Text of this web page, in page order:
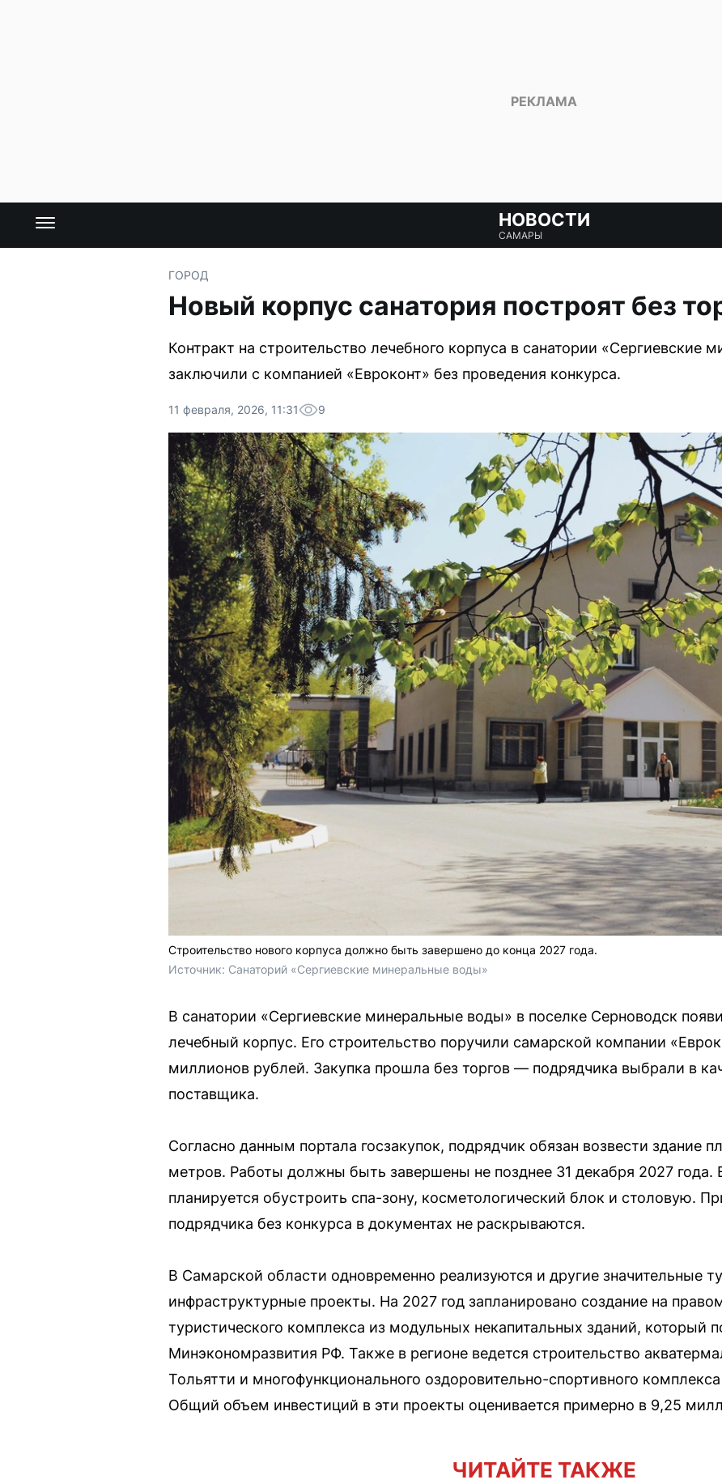
НОВОСТИ
САМАРЫ
ГОРОД
Новый корпус санатория построят без
Контракт на строительство лечебного корпуса в санатории «Сергиевские
заключили с компанией «Евроконт» без проведения конкурса.
11 февраля, 2026, 11:31 9
Строительство нового корпуса должно быть завершено до конца 2027 года.
Источник: Санаторий «Сергиевские минеральные воды»
В санатории «Сергиевские минеральные воды» в поселке Серноводск
лечебный корпус. Его строительство поручили самарской компании
миллионов рублей. Закупка прошла без торгов — подрядчика выбрали в
поставщика.
Согласно данным портала госзакупок, подрядчик обязан возвести здание
метров. Работы должны быть завершены не позднее 31 декабря 2027 года.
планируется обустроить спа-зону, косметологический блок и столовую.
подрядчика без конкурса в документах не раскрываются.
В Самарской области одновременно реализуются и другие значительные
инфраструктурные проекты. На 2027 год запланировано создание на
туристического комплекса из модульных некапитальных зданий, который
Минэкономразвития РФ. Также в регионе ведется строительство
Тольятти и многофункционального оздоровительно-спортивного
Общий объем инвестиций в эти проекты оценивается примерно в 9,25
ЧИТАЙТЕ ТАКЖЕ